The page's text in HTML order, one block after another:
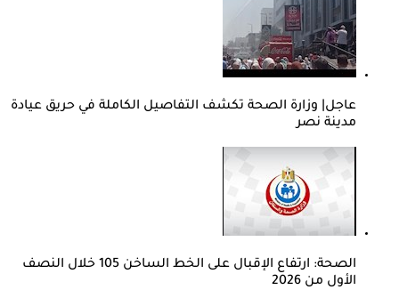
عاجل| وزارة الصحة تكشف التفاصيل الكاملة في حريق عيادة
مدينة نصر
الصحة: ارتفاع الإقبال على الخط الساخن 105 خلال النصف
الأول من 2026